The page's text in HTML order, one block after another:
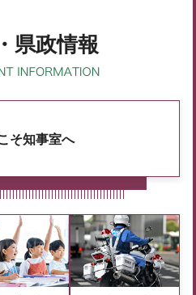
県政情報
そ知事室へ